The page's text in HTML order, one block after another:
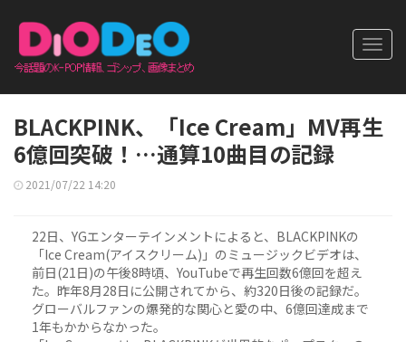
BLACKPINK、「Ice Cream」MV再生
6億回突破！…通算10曲目の記録
2021/07/22 14:20
22日、YGエンターテインメントによると、BLACKPINKの
「Ice Cream(アイスクリーム)」のミュージックビデオは、
前日(21日)の午後8時頃、YouTubeで再生回数6億回を超え
た。昨年8月28日に公開されてから、約320日後の記録だ。
グローバルファンの爆発的な関心と愛の中、6億回達成まで
1年もかからなかった。